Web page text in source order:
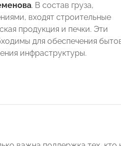
. В состав груза,
входят строительные
продукция и печки. Эти
для обеспечения
инфраструктуры.